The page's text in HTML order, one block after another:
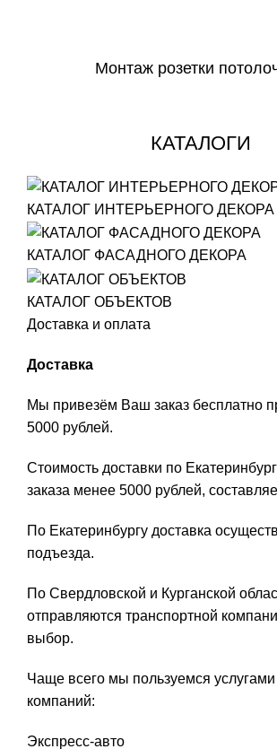
Монтаж розетки
КАТАЛОГИ
КАТАЛОГ ИНТЕРЬЕРНОГО ДЕКОРА
КАТАЛОГ ФАСАДНОГО ДЕКОРА
КАТАЛОГ ОБЪЕКТОВ
Доставка и оплата
Доставка
Мы привезём Ваш заказ бесплатно
5000 рублей.
Стоимость доставки по
заказа менее 5000 рублей,
По Екатеринбургу доставка
подъезда.
По Свердловской и Курганской
отправляются транспортной
выбор.
Чаще всего мы пользуемся
компаний:
Экспресс-авто